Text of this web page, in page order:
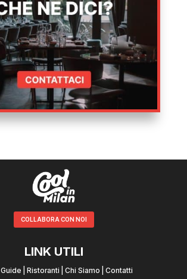
COLLABORA CON NOI
LINK UTILI
Guide Ristoranti Chi Siamo Contatti